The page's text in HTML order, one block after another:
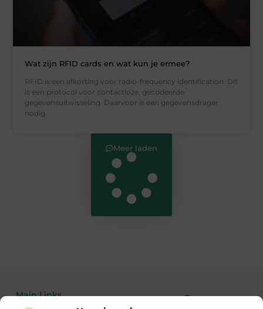
Wat zijn RFID cards en wat kun je ermee?
RFID is een afkorting voor radio-frequency identification. Dit
is een protocol voor contactloze, gecodeerde
gegevensuitwisseling. Daarvoor is een gegevensdrager
nodig.
Meer laden
Main Links